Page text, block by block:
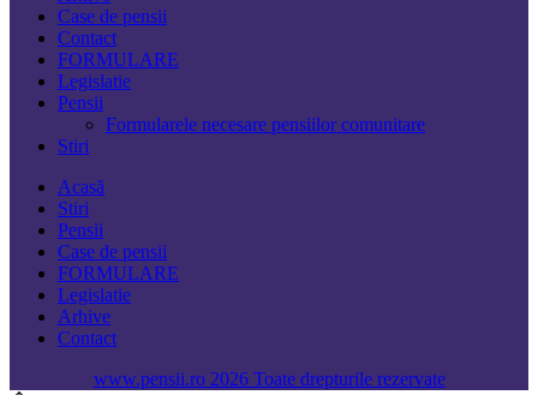
Case de pensii
Contact
FORMULARE
Legislatie
Pensii
Formularele necesare pensiilor comunitare
Stiri
Acasă
Stiri
Pensii
Case de pensii
FORMULARE
Legislatie
Arhive
Contact
www.pensii.ro 2026 Toate drepturile rezervate